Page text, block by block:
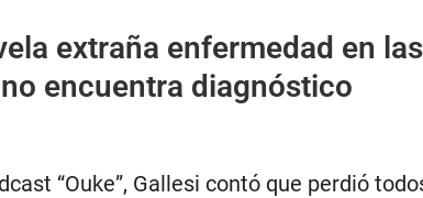
extraña enfermedad en las
encuentra diagnóstico
“Ouke”, Gallesi contó que perdió